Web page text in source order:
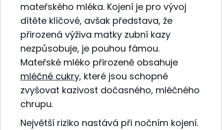
mateřského mléka. Kojení je pro vývoj
dítěte klíčové, avšak představa, že
přirozená výživa matky zubní kazy
nezpůsobuje, je pouhou fámou.
Mateřské mléko přirozeně obsahuje
mléčné cukry, které jsou schopné
zvyšovat kazivost dočasného, mléčného
chrupu.
Největší riziko nastává při nočním kojení.